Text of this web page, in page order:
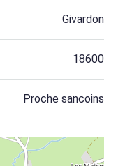
Givardon
18600
Proche sancoins